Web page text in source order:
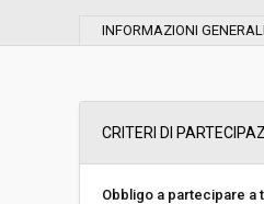
INFORMAZIONI GENERALI
CRITERI DI
Obbligo a partecipare a